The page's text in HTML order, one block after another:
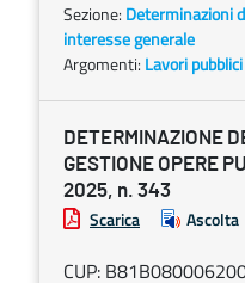
Sezione: Determinazioni
interesse generale
Argomenti: Lavori
DETERMINAZIONE
GESTIONE OPERE
2025, n. 343
Scarica Ascolta
CUP: